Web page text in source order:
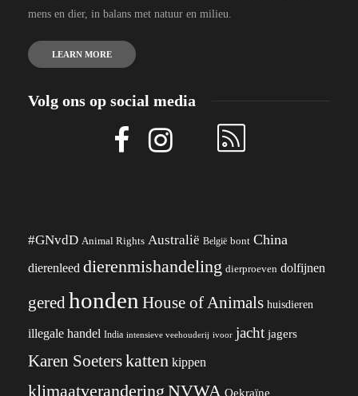
mens en dier, in balans met natuur en milieu.
LEARN MORE
Volg ons op social media
#GNvdD Animal Rights Australië België bont China
dierenleed dierenmishandeling dierproeven dolfijnen
gered honden House of Animals huisdieren
illegale handel India intensieve veehouderij ivoor jacht jagers
Karen Soeterskatten kippen
klimaatverandering NVWA Oekraïne